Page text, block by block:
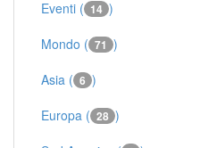
Eventi ( 14 )
Mondo ( 71 )
Asia ( 6 )
Europa ( 28 )